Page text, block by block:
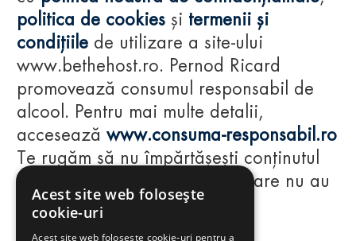
politica de cookies și termenii și
condițiile de utilizare a site-ului
www.bethehost.ro. Pernod Ricard
promovează consumul responsabil de
alcool. Pentru mai multe detalii,
accesează www.consuma-responsabil.ro
Te rugăm să nu împărtășești conținutul
acestui website cu persoane care nu au
împlinit vârsta de 18 ani.
Acest site web folosește
cookie-uri
Acest site web folosește cookie-uri pentru a